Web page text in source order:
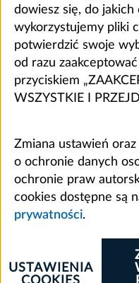
dowiesz się, do jakich
wykorzystujemy pliki
potwierdzić swoje
od razu
przyciskiem
WSZYSTKIE I
Zmiana ustawień
o ochronie danych
ochronie praw
cookies dostępne są
prywatności.
USTAWIENIA